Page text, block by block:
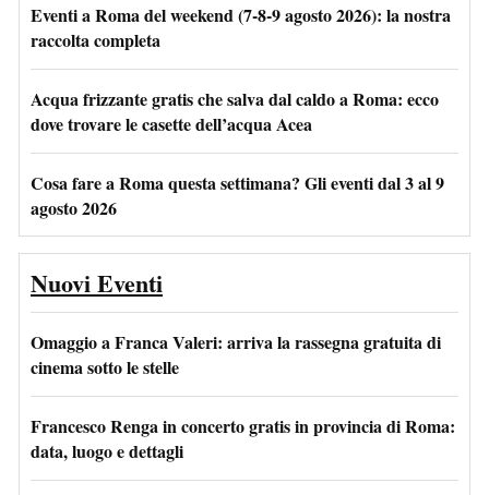
Eventi a Roma del weekend (7-8-9 agosto 2026): la nostra
raccolta completa
Acqua frizzante gratis che salva dal caldo a Roma: ecco
dove trovare le casette dell’acqua Acea
Cosa fare a Roma questa settimana? Gli eventi dal 3 al 9
agosto 2026
Nuovi Eventi
Omaggio a Franca Valeri: arriva la rassegna gratuita di
cinema sotto le stelle
Francesco Renga in concerto gratis in provincia di Roma:
data, luogo e dettagli